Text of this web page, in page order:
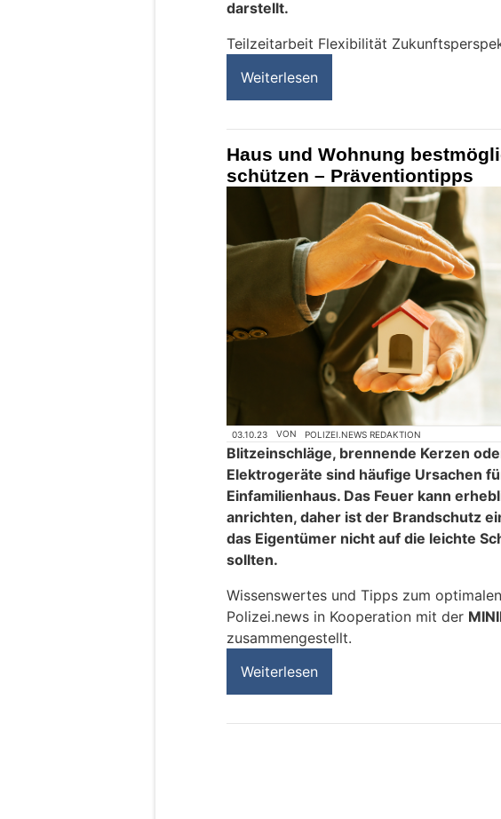
darstellt.
Teilzeitarbeit Flexibilität
Weiterlesen
Haus und Wohnung
schützen – Präventiontipps
03.10.23 VON POLIZEI.NEWS REDAKTION
Blitzeinschläge, brennende Kerzen
Elektrogeräte sind häufige Ursachen
Einfamilienhaus. Das Feuer kann
anrichten, daher ist der Brandschutz
das Eigentümer nicht auf die leichte
sollten.
Wissenswertes und Tipps zum
Polizei.news in Kooperation mit der
zusammengestellt.
Weiterlesen